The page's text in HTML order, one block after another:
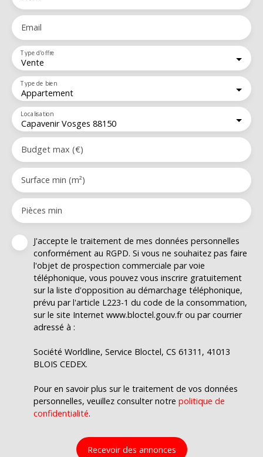
Email
Vente
Type d'offre
Appartement
Type de bien
Capavenir Vosges 88150
Localisation
Budget max (€)
Surface min (m²)
Pièces min
J'accepte le traitement de mes données personnelles
conformément au RGPD. Si vous ne souhaitez pas faire
l'objet de prospection commerciale par voie
téléphonique, vous pouvez vous inscrire gratuitement
sur la liste d'opposition au démarchage téléphonique,
prévu par l'article L223-1 du code de la consommation,
sur le site Internet www.bloctel.gouv.fr ou par courrier
adressé à :
Société Worldline, Service Bloctel, CS 61311, 41013
BLOIS CEDEX.
Pour en savoir plus sur le traitement de vos données
personnelles, veuillez consulter notre politique de
confidentialité.
Recevoir des annonces